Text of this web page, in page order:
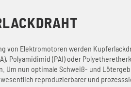
von Elektromotoren werden
Polyamidimid (PAI) oder
Um nun optimale Schweiß- und
reproduzierbarer und